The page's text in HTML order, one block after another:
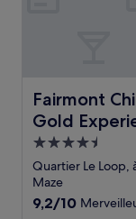
Fairmont
Gold
Fairmont
Hébergement
4.5 étoiles
Quartier Le Loop,
Maze
9.2
9,2/10